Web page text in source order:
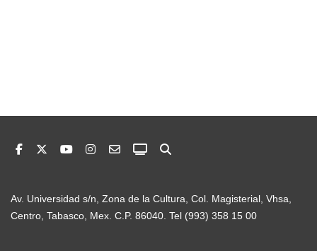
Av. Universidad s/n, Zona de la Cultura, Col. Magisterial, Vhsa,
Centro, Tabasco, Mex. C.P. 86040. Tel (993) 358 15 00